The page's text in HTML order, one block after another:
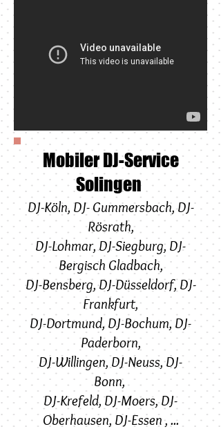
Mobiler DJ-Service
Solingen
DJ-Köln, DJ-Gummersbach,DJ-
Rösrath,
DJ-Lohmar,DJ-Siegburg, DJ-
Bergisch Gladbach,
DJ-Bensberg,DJ-Düsseldorf,DJ-
Frankfurt,
DJ-Dortmund, DJ-Bochum, DJ-
Paderborn,
DJ-Willingen,DJ-Neuss,DJ-
Bonn,
DJ-Krefeld, DJ-Moers,DJ-
Oberhausen, DJ-Essen, ...